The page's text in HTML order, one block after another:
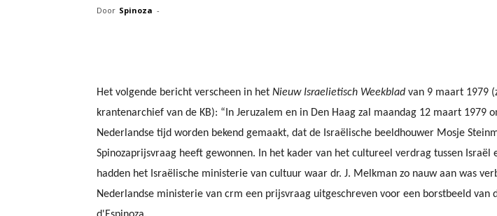
Door Spinoza -
Het volgende bericht verscheen in het Nieuw Israelietisch Weekblad van 9 maart 1979
krantenarchief van de KB): “In Jeruzalem en in Den Haag zal maandag 12 maart 1979
Nederlandse tijd worden bekend gemaakt, dat de Israëlische beeldhouwer Mosje
Spinozaprijsvraag heeft gewonnen. In het kader van het cultureel verdrag tussen Israël
hadden het Israëlische ministerie van cultuur waar dr. J. Melkman zo nauw aan was
Nederlandse ministerie van crm een prijsvraag uitgeschreven voor een borstbeeld van